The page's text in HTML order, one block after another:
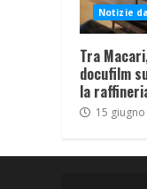
Notizie
Tra
docufilm
la
15